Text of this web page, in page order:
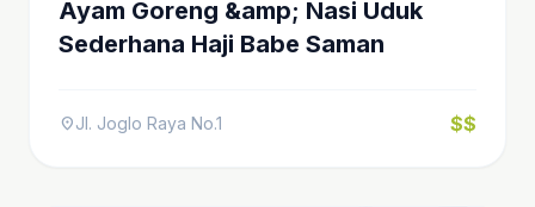
Ayam Goreng &amp; Nasi Uduk
Sederhana Haji Babe Saman
location_onJl. Joglo Raya No.1 $$